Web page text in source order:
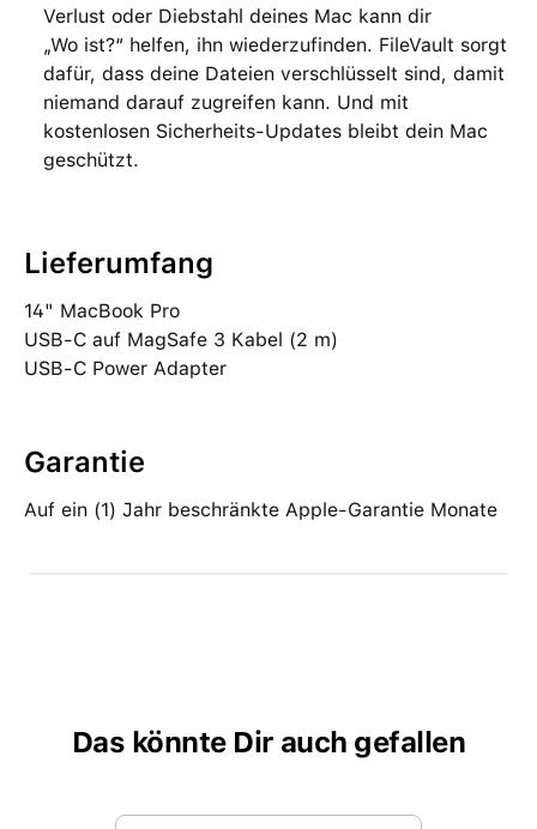
Verlust oder Diebstahl deines Mac kann dir
„Wo ist?“ helfen, ihn wiederzufinden. FileVault sorgt
dafür, dass deine Dateien verschlüsselt sind, damit
niemand darauf zugreifen kann. Und mit
kostenlosen Sicherheits-Updates bleibt dein Mac
geschützt.
Lieferumfang
14" MacBook Pro
USB‑C auf MagSafe 3 Kabel (2 m)
USB‑C Power Adapter
Garantie
Auf ein (1) Jahr beschränkte Apple-Garantie Monate
Das könnte Dir auch gefallen
Produktgalerie überspringen